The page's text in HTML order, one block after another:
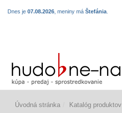
Dnes je 07.08.2026 , meniny má Štefánia
Úvodná stránka Katalóg produktov